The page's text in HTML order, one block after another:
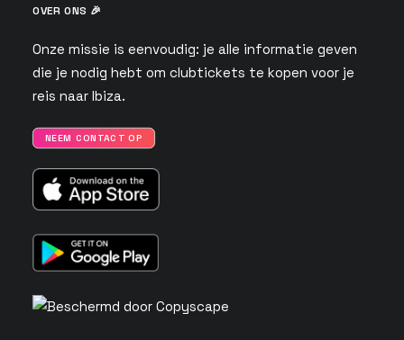
OVER ONS 🎉
Onze missie is eenvoudig: je alle informatie geven
die je nodig hebt om clubtickets te kopen voor je
reis naar Ibiza.
NEEM CONTACT OP